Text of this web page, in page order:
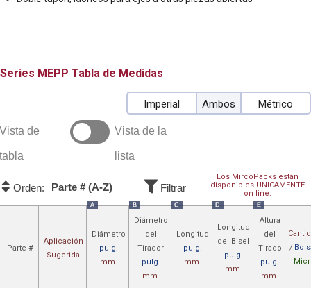
MEPP Tabla de Medidas
Imperial Ambos Métrico
Vista de
tabla
Vista de la
lista
Los MircoPacks están
disponibles UNICAMENTE
on line.
Orden: Parte # (A-Z) Filtrar
Parte #
Aplicación
Sugerida
A
Diámetro
pulg.
mm.
B
Diámetro
del
Tirador
pulg.
mm.
C
Longitud
pulg.
mm.
D
Longitud
del Bisel
pulg.
mm.
E
Altura
del
Tirado
pulg.
mm.
/